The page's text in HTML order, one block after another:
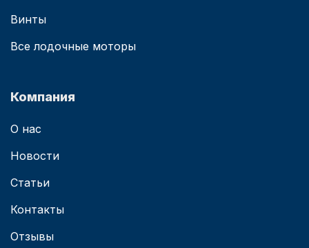
Винты
Все лодочные моторы
Компания
О нас
Новости
Статьи
Контакты
Отзывы